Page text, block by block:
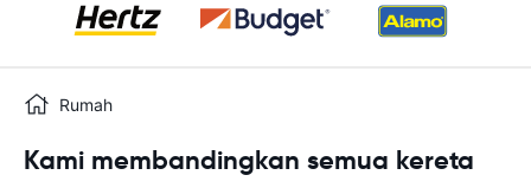
Rumah
Kami membandingkan semua kereta